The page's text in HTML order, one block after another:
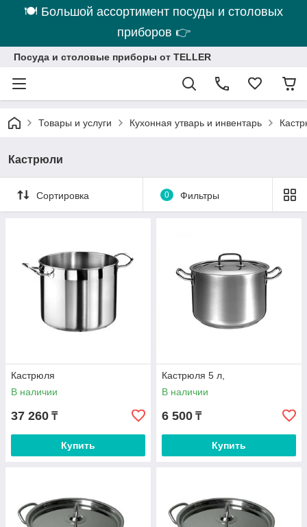
🍽 Большой ассортимент посуды и столовых
приборов 👉
Посуда и столовые приборы от TELLER
Товары и услуги Кухонная утварь и инвентарь
Кастрюли
Сортировка 0 Фильтры
Кастрюля
В наличии
37 260 ₸
Купить
Кастрюля 5 л,
В наличии
6 500 ₸
Купить